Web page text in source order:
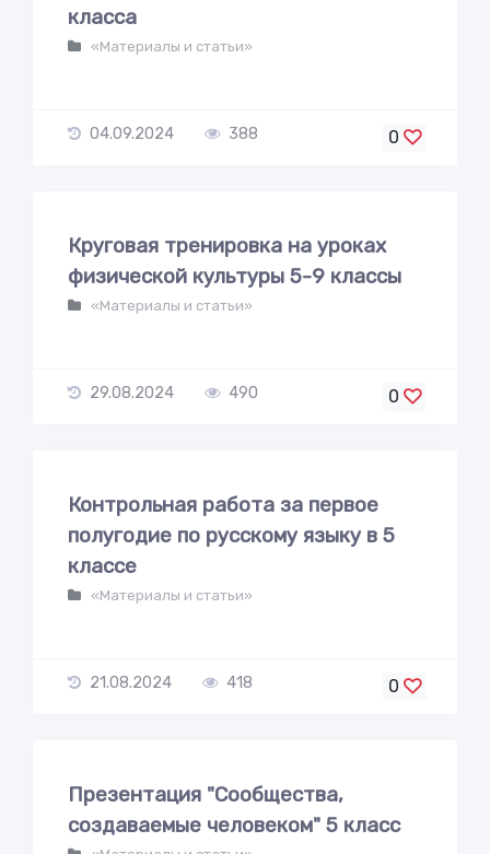
класса
«Материалы и статьи»
04.09.2024 388 0
Круговая тренировка на уроках
физической культуры 5-9 классы
«Материалы и статьи»
29.08.2024 490 0
Контрольная работа за первое
полугодие по русскому языку в 5
классе
«Материалы и статьи»
21.08.2024 418 0
Презентация "Сообщества,
создаваемые человеком" 5 класс